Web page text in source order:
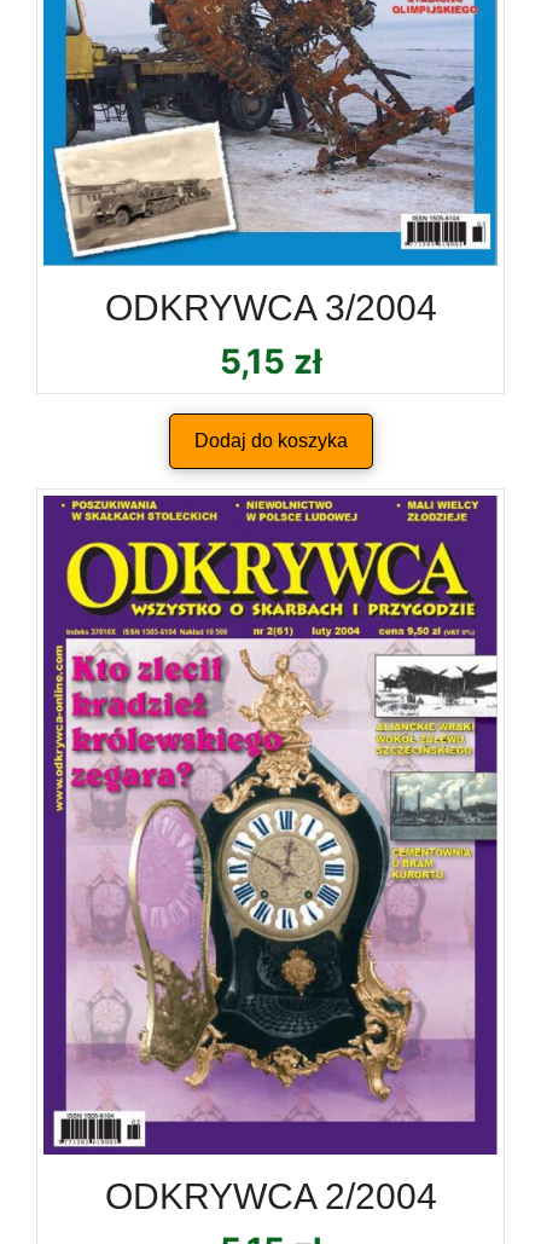
ODKRYWCA 3/2004
5,15 zł
Dodaj do koszyka
ODKRYWCA 2/2004